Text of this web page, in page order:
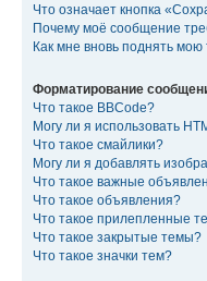
Что означает кнопка
Почему моё сообщение
Как мне вновь поднять мою
Форматирование
Что такое BBCode?
Могу ли я использовать
Что такое смайлики?
Могу ли я добавлять
Что такое важные
Что такое объявления?
Что такое прилепленные
Что такое закрытые темы?
Что такое значки тем?